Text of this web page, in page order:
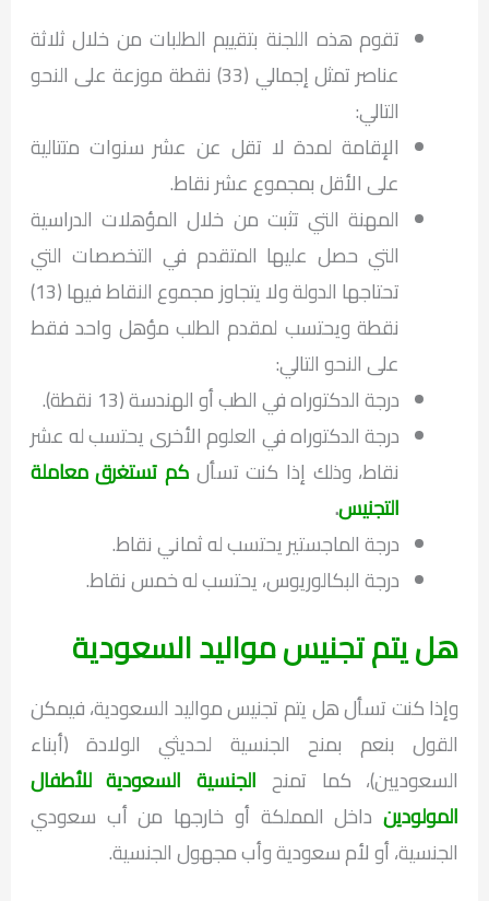
تقوم هذه اللجنة بتقييم الطلبات من خلال ثلاثة
عناصر تمثل إجمالي (33) نقطة موزعة على النحو
التالي:
الإقامة لمدة لا تقل عن عشر سنوات متتالية
على الأقل بمجموع عشر نقاط.
المهنة التي تثبت من خلال المؤهلات الدراسية
التي حصل عليها المتقدم في التخصصات التي
تحتاجها الدولة ولا يتجاوز مجموع النقاط فيها (13)
نقطة ويحتسب لمقدم الطلب مؤهل واحد فقط
على النحو التالي:
درجة الدكتوراه في الطب أو الهندسة (13 نقطة).
درجة الدكتوراه في العلوم الأخرى يحتسب له عشر
نقاط، وذلك إذا كنت تسأل كم تستغرق معاملة
التجنيس.
درجة الماجستير يحتسب له ثماني نقاط.
درجة البكالوريوس، يحتسب له خمس نقاط.
هل يتم تجنيس مواليد السعودية
وإذا كنت تسأل هل يتم تجنيس مواليد السعودية، فيمكن
القول بنعم بمنح الجنسية لحديثي الولادة (أبناء
السعوديين)، كما تمنح الجنسية السعودية للأطفال
المولودينداخل المملكة أو خارجها من أب سعودي
الجنسية، أو لأم سعودية وأب مجهول الجنسية.